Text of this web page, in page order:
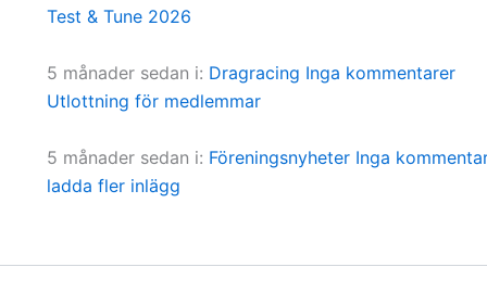
Test & Tune 2026
5 månader sedan i: Dragracing Inga kommentarer
Utlottning för medlemmar
5 månader sedan i: Föreningsnyheter Inga
ladda fler inlägg